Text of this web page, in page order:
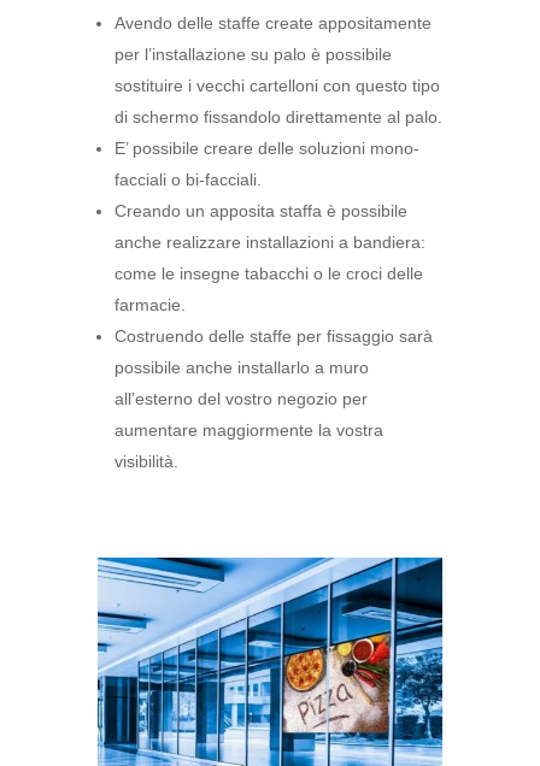
Avendo delle staffe create appositamente
per l’installazione su palo è possibile
sostituire i vecchi cartelloni con questo tipo
di schermo fissandolo direttamente al palo.
E’ possibile creare delle soluzioni mono-
facciali o bi-facciali.
Creando un apposita staffa è possibile
anche realizzare installazioni a bandiera:
come le insegne tabacchi o le croci delle
farmacie.
Costruendo delle staffe per fissaggio sarà
possibile anche installarlo a muro
all’esterno del vostro negozio per
aumentare maggiormente la vostra
visibilità.